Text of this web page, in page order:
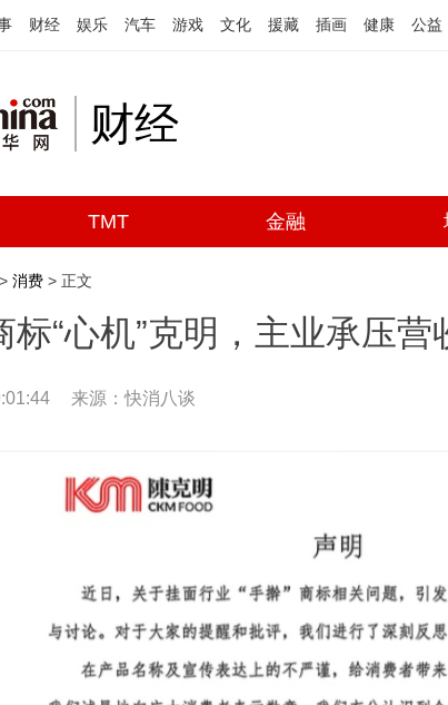
财经 娱乐 汽车 游戏 文化 援藏 插画 健康 公益
财经
TMT 金融
> 消费 > 正文
标“心机”克明，主业承压
来源：快消八谈